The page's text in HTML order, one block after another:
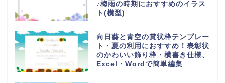
♪梅雨の時期におすすめのイラス
ト(横型)
向日葵と青空の賞状枠テンプレー
ト・夏の利用におすすめ！表彰状
のかわいい飾り枠・横書き仕様、
Excel・Wordで簡単編集